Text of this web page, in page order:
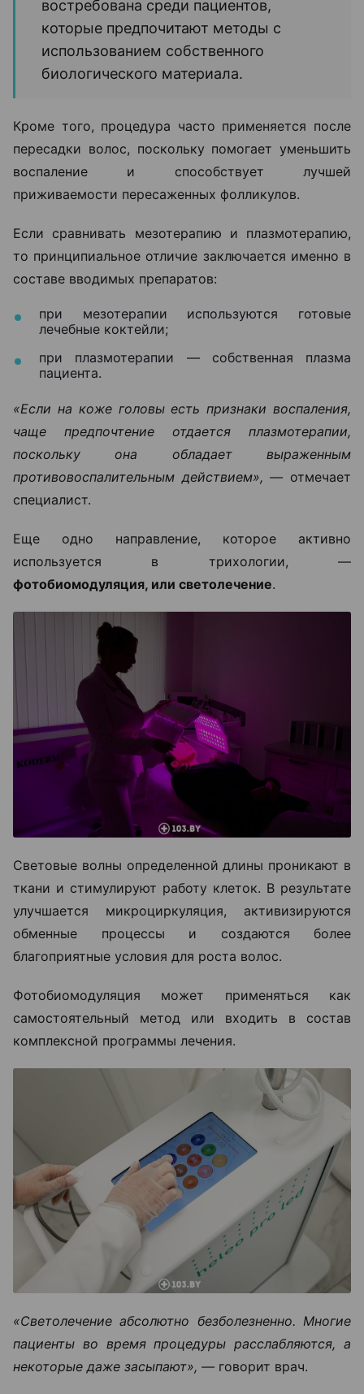
востребована среди пациентов,
которые предпочитают методы с
использованием собственного
биологического материала.
Кроме того, процедура часто применяется после
пересадки волос, поскольку помогает уменьшить
воспаление и способствует лучшей
приживаемости пересаженных фолликулов.
Если сравнивать мезотерапию и плазмотерапию,
то принципиальное отличие заключается именно в
составе вводимых препаратов:
при мезотерапии используются готовые
лечебные коктейли;
при плазмотерапии — собственная плазма
пациента.
«Если на коже головы есть признаки воспаления,
чаще предпочтение отдается плазмотерапии,
поскольку она обладает выраженным
противовоспалительным действием», — отмечает
специалист.
Еще одно направление, которое активно
используется в трихологии, —
фотобиомодуляция, или светолечение.
Световые волны определенной длины проникают в
ткани и стимулируют работу клеток. В результате
улучшается микроциркуляция, активизируются
обменные процессы и создаются более
благоприятные условия для роста волос.
Фотобиомодуляция может применяться как
самостоятельный метод или входить в состав
комплексной программы лечения.
«Светолечение абсолютно безболезненно. Многие
пациенты во время процедуры расслабляются, а
некоторые даже засыпают», — говорит врач.